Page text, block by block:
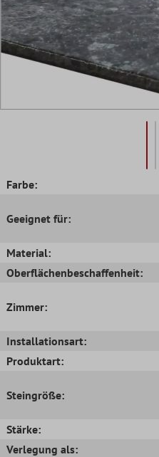
Farbe:
Geeignet für:
Material:
Oberflächenbeschaffenheit:
Zimmer:
Installationsart:
Produktart:
Steingröße:
Stärke:
Verlegung als: